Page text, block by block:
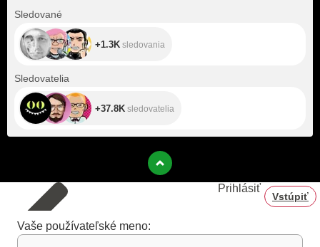
Sledované
+1.3K sledovania
Sledovatelia
+37.8K sledovatelia
Prihlásiť
Vstúpiť
Vaše používateľské meno: